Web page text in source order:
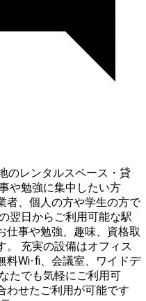
のレンタルスペース・貸
や勉強に集中したい方
者、個人の方や学生の方で
翌日からご利用可能な駅
仕事や勉強、趣味、資格取
。 充実の設備はオフィス
料Wi-fi、会議室、ワイドデ
たでも気軽にご利用可
わせたご利用が可能です